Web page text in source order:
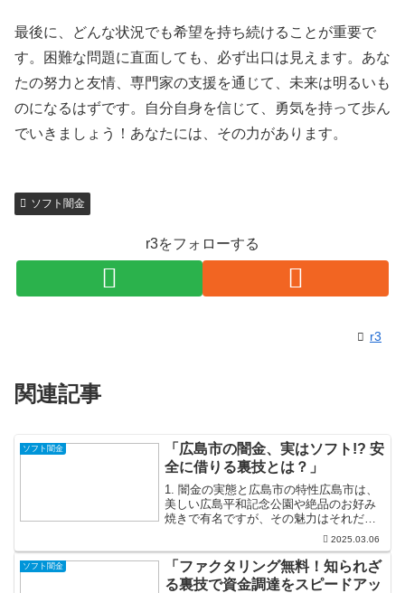
最後に、どんな状況でも希望を持ち続けることが重要で
す。困難な問題に直面しても、必ず出口は見えます。あな
たの努力と友情、専門家の支援を通じて、未来は明るいも
のになるはずです。自分自身を信じて、勇気を持って歩ん
でいきましょう！あなたには、その力があります。
ソフト闇金
r3をフォローする
r3
関連記事
ソフト闇金
「広島市の闇金、実はソフト!? 安
全に借りる裏技とは？」
1. 闇金の実態と広島市の特性広島市は、
美しい広島平和記念公園や絶品のお好み
焼きで有名ですが、その魅力はそれだけ
ではありません。実は、広島市には「闇
金」という相手が存在しているのです。
闇金というと、怖いイメージを持たれる
方も多いかもしれませ...
2025.03.06
ソフト闇金
「ファクタリング無料！知られざ
る裏技で資金調達をスピードアッ